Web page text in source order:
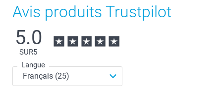
Avis produits Trustpilot
5.0
SUR5
Langue